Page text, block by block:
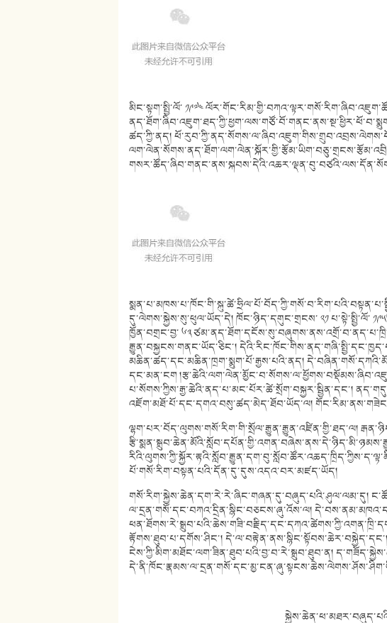
མིང་སྟག་སྤྱི་ལོ་ ༡༩༧༤
ཚད་ཀྱི་ནད།
དུ་ལེགས་སྐྱེས་སུ་ཕུལ་ཡོད་དེ། ཁོང་ཉིད་དགུང་གྲངས་ ༢༡ པ་སྟེ་སྤྱི་ལོ་
ཁྱོན་བགྲང་བྱ་ ༦༣
རྒྱུན་བསྐྱངས་གནང་ཡོད་ཅིང་།
མཆིན་ཚད་དང་མཆིན་ཁྲག་སྨུག་པོ་རྒྱས་པའི་ནད།
དང་མན་ངག
པ་སོགས་ཀྱིས་རྒྱ་ཆེའི་ནད་པ་མང་པོར་ཚེ་སྲོག་བསྐྱར་སྦྱིན་དང་།
འཇོག་མཐོ་པོ་དང་དགའ་བསུ་ཚད་མེད་ཐོབ་ཡོད་ལ།
ལྷག་པར་བོད་ལུགས་གསོ་རིག་གི་སྲོལ་རྒྱུན་རྒྱུན་འཛིན་གྱི་ཐད་ལ།
པོ་གསོ་རིག་བསྟན་པའི་དོན་དུ་དུས་འདའ་བར་མཛད་ཡོད།
གསོ་རིག་སྐྱེས་ཆེན་དག་རེ་རེ་ཞིང་གཞན་དུ་བཞུད་པའི་ཤུལ་ལམ་དུ།
ལ་དྲན་གསོ་དང་བཀའ་དྲིན་སྙིང་བཅངས་ཞུ་འོས་ལ།
རྟོགས་ཐུབ་པ་དགོས་ཤིང་།
ངེས་ཀྱི་མིག་མཐོང་ལག་ཟིན་ཐུབ་པའི་བྱ་བ་རེ་སྒྲུབ་ཐུབ་ན།